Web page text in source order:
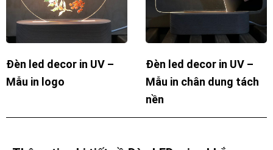
Đèn led decor in UV –
Mẫu in logo
Đèn led decor in UV –
Mẫu in chân dung tách
nền